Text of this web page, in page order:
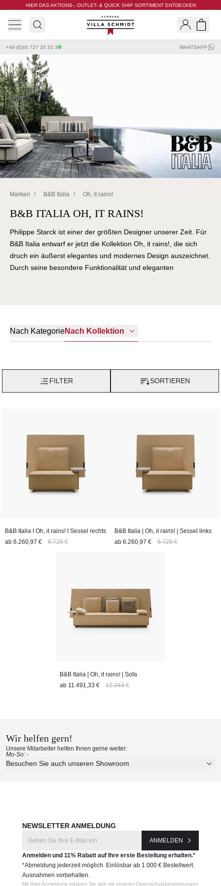
HIER DAS AKTIONS-, OUTLET- & QUICK SHIP SORTIMENT ENTDECKEN
Villa Schmidt
+49 (0)40 727 33 33 3 WHATSAPP
Marken / B&B Italia / Oh, it rains!
B&B ITALIA OH, IT RAINS!
Philippe Starck ist einer der größten Designer unserer Zeit. Für
B&B Italia entwarf er jetzt die Kollektion Oh, it rains!, die sich
druch ein äußerst elegantes und modernes Design auszeichnet.
Durch seine besondere Funktionalität und eleganten
Nach KategorieNach Kollektion
FILTER SORTIEREN
B&B Italia I Oh, it rains! I Sessel rechts
ab 6.260,97 € 6.725 €
B&B Italia | Oh, it rains! | Sessel links
ab 6.260,97 € 6.725 €
B&B Italia | Oh, it rains! | Sofa
ab 11.491,33 € 12.343 €
Wir helfen gern!
Unsere Mitarbeiter helfen Ihnen gerne weiter:
Mo-So: -
Besuchen Sie auch unseren Showroom
NEWSLETTER ANMELDUNG
ANMELDEN
Anmelden und 11% Rabatt auf Ihre erste Bestellung erhalten.*
*Abmeldung jederzeit möglich. Einlösbar ab 1.000 € Bestellwert.
Ausnahmen vorbehalten.
Mit Ihrer Anmeldung erklären Sie sich mit unseren Datenschutzbestimmungen